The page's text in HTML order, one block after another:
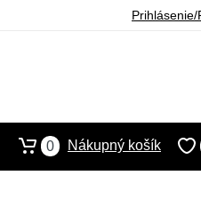
0 Nákupný košík